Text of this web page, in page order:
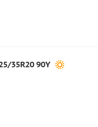
35R20 90Y